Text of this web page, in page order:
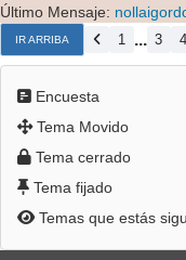
Último Mensaje:
IR ARRIBA 1 ... 3 4
Encuesta
Tema Movido
Tema cerrado
Tema fijado
Temas que estás